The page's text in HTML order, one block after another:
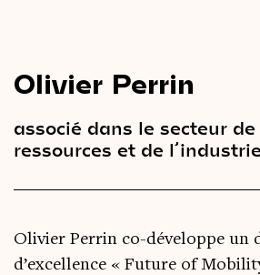
Olivier Perrin
associé dans le secteur de
ressources et de
Olivier Perrin co-développe un
d’excellence « Future of